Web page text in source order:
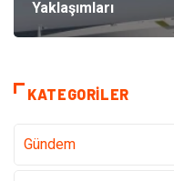
Yaklaşımları
KATEGORILER
Gündem